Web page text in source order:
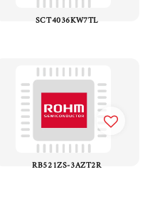
SCT4036KW7TL
RB521ZS-3AZT2R